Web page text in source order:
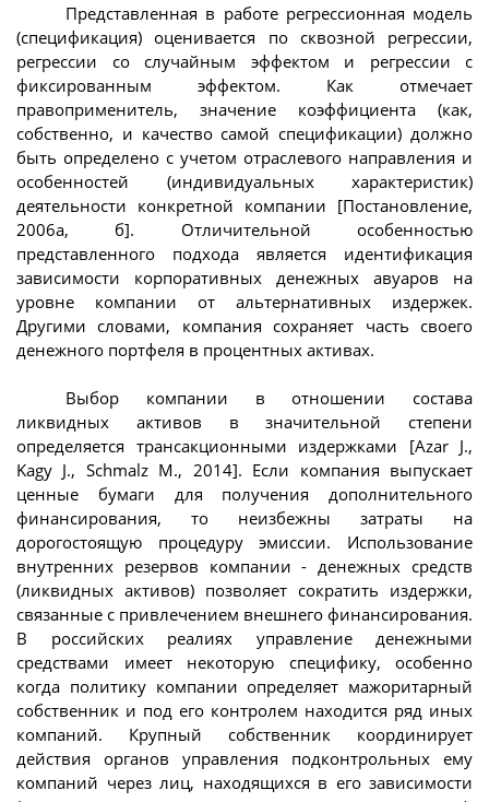
Представленная в работе регрессионная модель
(спецификация) оценивается по сквозной регрессии,
регрессии со случайным эффектом и регрессии с
фиксированным эффектом. Как отмечает
правоприменитель, значение коэффициента (как,
собственно, и качество самой спецификации) должно
быть определено с учетом отраслевого направления и
особенностей (индивидуальных характеристик)
деятельности конкретной компании [Постановление,
2006а, б]. Отличительной особенностью
представленного подхода является идентификация
зависимости корпоративных денежных авуаров на
уровне компании от альтернативных издержек.
Другими словами, компания сохраняет часть своего
денежного портфеля в процентных активах.
Выбор компании в отношении состава
ликвидных активов в значительной степени
определяется трансакционными издержками [Azar J.,
Kagy J., Schmalz M., 2014]. Если компания выпускает
ценные бумаги для получения дополнительного
финансирования, то неизбежны затраты на
дорогостоящую процедуру эмиссии. Использование
внутренних резервов компании - денежных средств
(ликвидных активов) позволяет сократить издержки,
связанные с привлечением внешнего финансирования.
В российских реалиях управление денежными
средствами имеет некоторую специфику, особенно
когда политику компании определяет мажоритарный
собственник и под его контролем находится ряд иных
компаний. Крупный собственник координирует
действия органов управления подконтрольных ему
компаний через лиц, находящихся в его зависимости